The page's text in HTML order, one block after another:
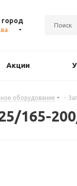
Акции
оборудование -
165-